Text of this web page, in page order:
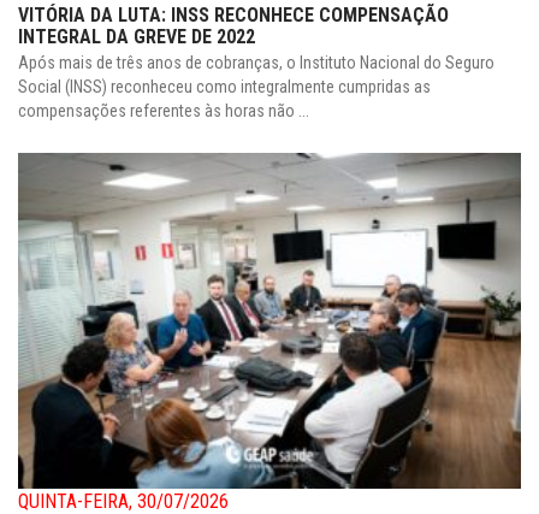
VITÓRIA DA LUTA: INSS RECONHECE COMPENSAÇÃO
INTEGRAL DA GREVE DE 2022
Após mais de três anos de cobranças, o Instituto Nacional do Seguro
Social (INSS) reconheceu como integralmente cumpridas as
compensações referentes às horas não ...
QUINTA-FEIRA, 30/07/2026